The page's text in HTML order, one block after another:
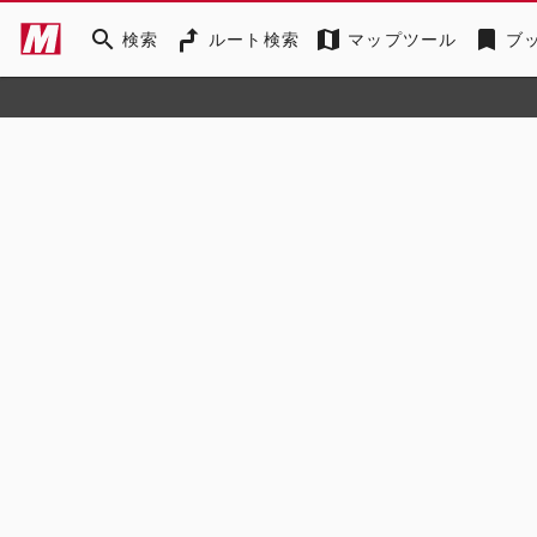
search 検索 ルート検索 map マップツール bookmark ブ